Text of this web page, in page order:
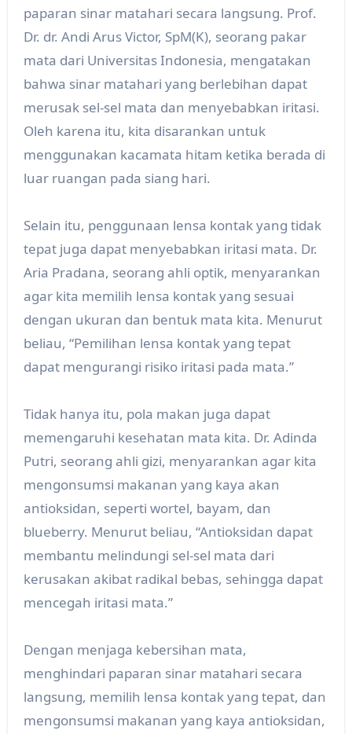
paparan sinar matahari secara langsung. Prof.
Dr. dr. Andi Arus Victor, SpM(K), seorang pakar
mata dari Universitas Indonesia, mengatakan
bahwa sinar matahari yang berlebihan dapat
merusak sel-sel mata dan menyebabkan iritasi.
Oleh karena itu, kita disarankan untuk
menggunakan kacamata hitam ketika berada di
luar ruangan pada siang hari.
Selain itu, penggunaan lensa kontak yang tidak
tepat juga dapat menyebabkan iritasi mata. Dr.
Aria Pradana, seorang ahli optik, menyarankan
agar kita memilih lensa kontak yang sesuai
dengan ukuran dan bentuk mata kita. Menurut
beliau, “Pemilihan lensa kontak yang tepat
dapat mengurangi risiko iritasi pada mata.”
Tidak hanya itu, pola makan juga dapat
memengaruhi kesehatan mata kita. Dr. Adinda
Putri, seorang ahli gizi, menyarankan agar kita
mengonsumsi makanan yang kaya akan
antioksidan, seperti wortel, bayam, dan
blueberry. Menurut beliau, “Antioksidan dapat
membantu melindungi sel-sel mata dari
kerusakan akibat radikal bebas, sehingga dapat
mencegah iritasi mata.”
Dengan menjaga kebersihan mata,
menghindari paparan sinar matahari secara
langsung, memilih lensa kontak yang tepat, dan
mengonsumsi makanan yang kaya antioksidan,